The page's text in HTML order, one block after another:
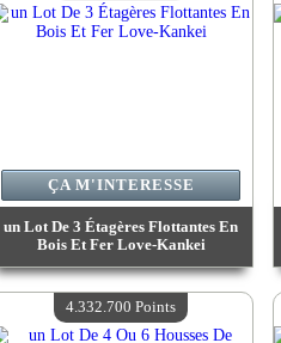
un Lot De 3 Étagères Flottantes En
Bois Et Fer Love-Kankei
Valeur :4 418 100 Points
Quantité Disponible :4
ÇA M'INTERESSE
4.332.700 Points